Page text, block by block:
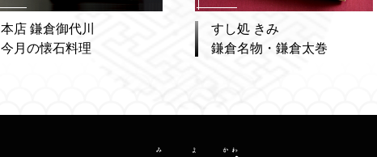
本店 鎌倉御代川
今月の懐石料理
すし処 きみ
鎌倉名物・鎌倉太巻